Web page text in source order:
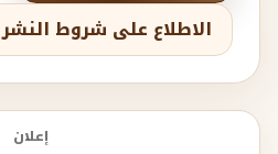
الاطلاع على شروط النشر
إعلان